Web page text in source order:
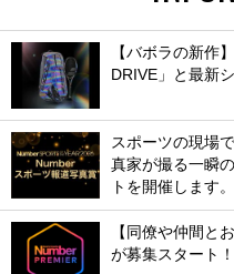
【バボラの新作
DRIVE」と最新
スポーツの現場
真家が撮る一瞬
トを開催します
【同僚や仲間と
が募集スタート！